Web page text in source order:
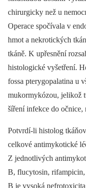
chirurgicky než u
Operace spočívala v
hmot a nekrotických
tkáně. K upřesnění
histologické vyšetření.
fossa pterygopalatina u
mukormykózou, jelikož
šíření infekce do
Potvrdí-li histolog
celkové antimykotické
Z jednotlivých
B, flucytosin,
B je vysoká